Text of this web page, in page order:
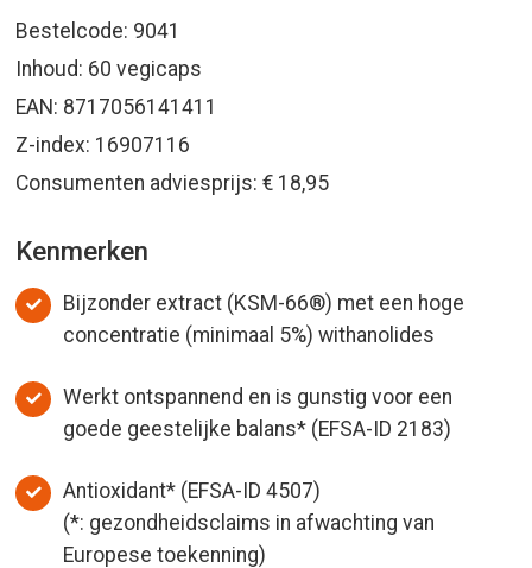
Bestelcode: 9041
Inhoud: 60 vegicaps
EAN: 8717056141411
Z-index: 16907116
Consumenten adviesprijs: € 18,95
Kenmerken
Bijzonder extract (KSM-66®) met een hoge
concentratie (minimaal 5%) withanolides
Werkt ontspannend en is gunstig voor een
goede geestelijke balans* (EFSA-ID 2183)
Antioxidant* (EFSA-ID 4507)
(*: gezondheidsclaims in afwachting van
Europese toekenning)